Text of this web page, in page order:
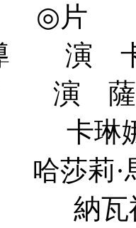
◎片
演 卡比
薩爾
·卡普
洛特
丁·